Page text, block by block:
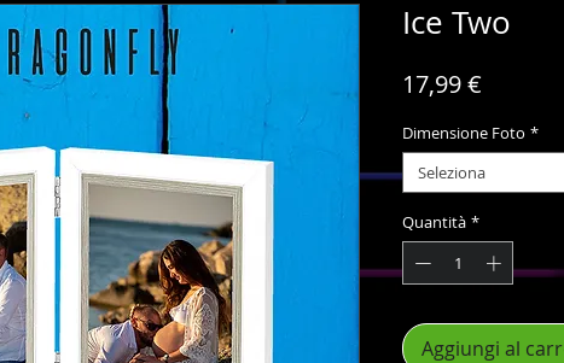
Ice Two
17,99 €
Dimensione Foto *
Seleziona
Quantità *
Aggiungi al